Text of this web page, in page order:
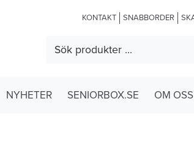
KONTAKT SNABBORDER
NYHETER SENIORBOX.SE OM OSS